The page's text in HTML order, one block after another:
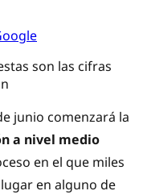
son las cifras
junio comenzará la
a nivel medio
en el que miles
en alguno de